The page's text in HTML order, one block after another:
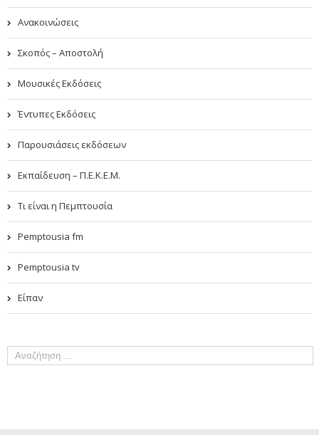
Ανακοινώσεις
Σκοπός – Αποστολή
Μουσικές Εκδόσεις
Έντυπες Εκδόσεις
Παρουσιάσεις εκδόσεων
Εκπαίδευση – Π.Ε.Κ.Ε.Μ.
Τι είναι η Πεμπτουσία
Pemptousia fm
Pemptousia tv
Είπαν